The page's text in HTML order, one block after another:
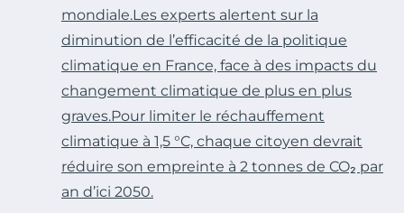
mondiale.Les experts alertent sur la
diminution de l’efficacité de la politique
climatique en France, face à des impacts du
changement climatique de plus en plus
graves.Pour limiter le réchauffement
climatique à 1,5 °C, chaque citoyen devrait
réduire son empreinte à 2 tonnes de CO₂ par
an d’ici 2050.